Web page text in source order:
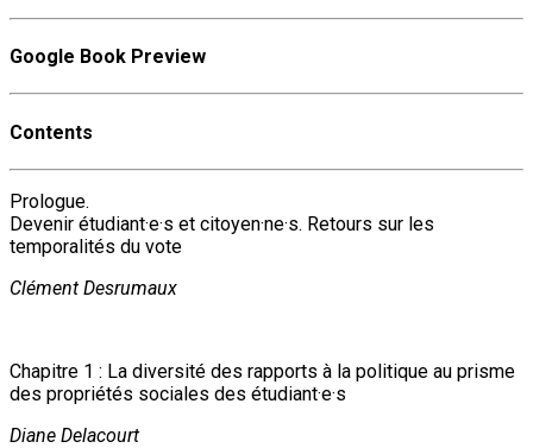
Google Book Preview
Contents
Prologue.
Devenir étudiant·e·s et citoyen·ne·s. Retours sur les
temporalités du vote
Clément Desrumaux
Chapitre 1 : La diversité des rapports à la politique au prisme
des propriétés sociales des étudiant·e·s
Diane Delacourt